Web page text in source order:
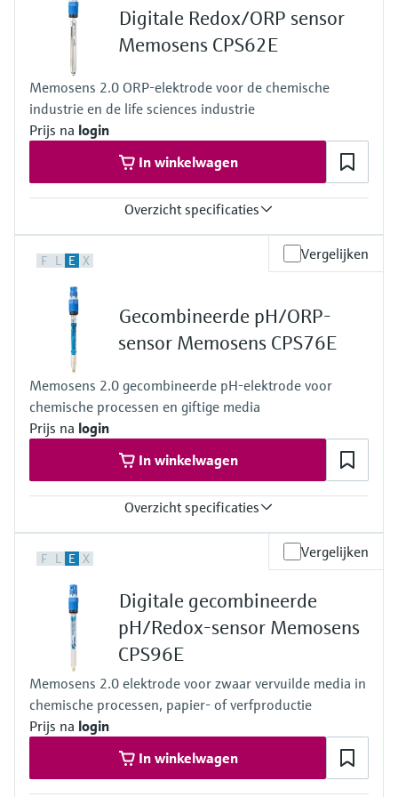
Process pressure
1 to 10 bar abs at 80 °C
(15 to 145 psi abs at 176 °F)
Digitale Redox/ORP sensor
Memosens CPS62E
Memosens 2.0 ORP-elektrode voor de chemische
industrie en de life sciences industrie
Prijs na login
In winkelwagen
Overzicht specificaties
–1 500 to 1 500 mV
0 to 100 °C (32 to 212 °F)
0 to 140 °C (32 to 284 °F) (140 °C (284 °F) or sterilization only)
Process pressure
0.8 to 14 bar (11.6 to 203.1 psi) absolute
F L E X Vergelijken
Gecombineerde pH/ORP-
sensor Memosens CPS76E
Memosens 2.0 gecombineerde pH-elektrode voor
chemische processen en giftige media
Prijs na login
In winkelwagen
Overzicht specificaties
ORP: –1 500 to 1 500 mV
• pH: 0 to 14
Application H
• pH: 0 to 12
Process temperature
Application B and H:
0 to 140 ° C (32 to 284 ° F)
Version TB:
0 to 140 ° C (32 to 284 ° F)
Version TU, TP (pressurized reference):
0 to 140 ° C (32 to 284 ° F) (140 ° C (284 ° F) for a limited period
(e.g. 20 min))
maximum 100 ° C (212 ° F) in continuous operation due to
F L E X Vergelijken
Digitale gecombineerde
pH/Redox-sensor Memosens
CPS96E
Memosens 2.0 elektrode voor zwaar vervuilde media in
chemische processen, papier- of verfproductie
Prijs na login
In winkelwagen